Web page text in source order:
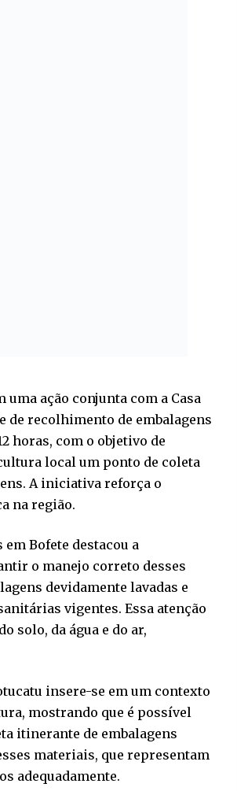
uma ação conjunta com a Casa
de recolhimento de embalagens
horas, com o objetivo de
local um ponto de coleta
A iniciativa reforça o
na região.
Bofete destacou a
o manejo correto desses
devidamente lavadas e
vigentes. Essa atenção
solo, da água e do ar,
insere-se em um contexto
mostrando que é possível
itinerante de embalagens
materiais, que representam
adequadamente.